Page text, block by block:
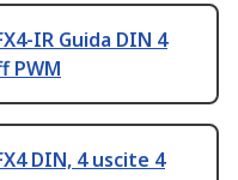
IR Guida DIN 4
PWM
DIN, 4 uscite 4